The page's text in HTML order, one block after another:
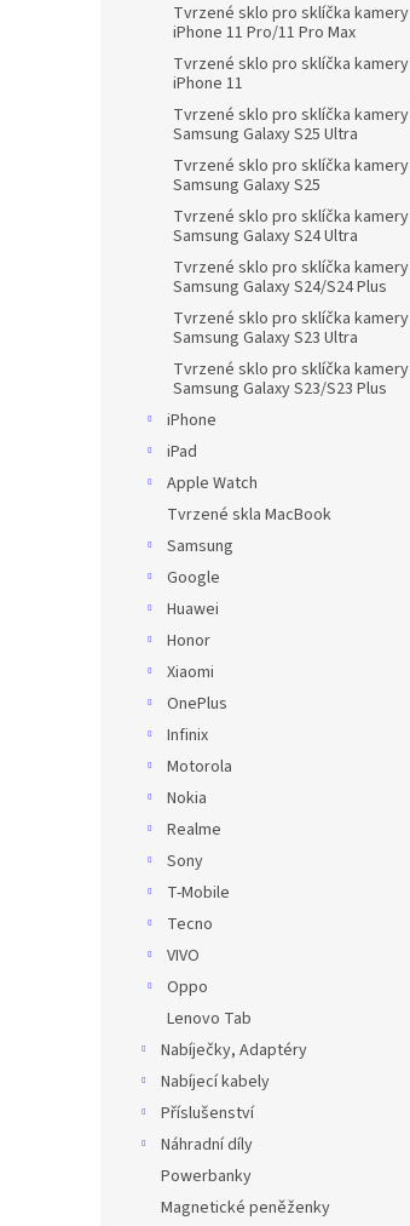
Tvrzené sklo pro sklíčka kamery
iPhone 11 Pro/11 Pro Max
Tvrzené sklo pro sklíčka kamery
iPhone 11
Tvrzené sklo pro sklíčka kamery
Samsung Galaxy S25 Ultra
Tvrzené sklo pro sklíčka kamery
Samsung Galaxy S25
Tvrzené sklo pro sklíčka kamery
Samsung Galaxy S24 Ultra
Tvrzené sklo pro sklíčka kamery
Samsung Galaxy S24/S24 Plus
Tvrzené sklo pro sklíčka kamery
Samsung Galaxy S23 Ultra
Tvrzené sklo pro sklíčka kamery
Samsung Galaxy S23/S23 Plus
iPhone
iPad
Apple Watch
Tvrzené skla MacBook
Samsung
Google
Huawei
Honor
Xiaomi
OnePlus
Infinix
Motorola
Nokia
Realme
Sony
T-Mobile
Tecno
VIVO
Oppo
Lenovo Tab
Nabíječky, Adaptéry
Nabíjecí kabely
Příslušenství
Náhradní díly
Powerbanky
Magnetické peněženky